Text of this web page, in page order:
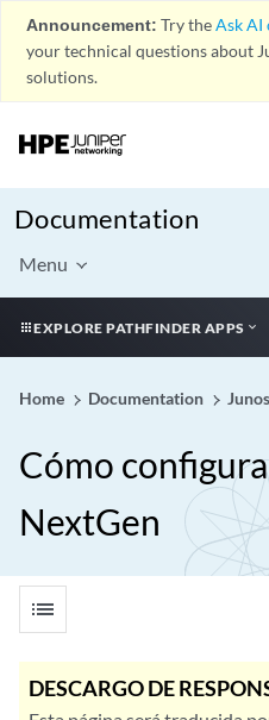
Announcement: Try theAsk AI
your technical questions about
solutions.
Documentation
Menu
EXPLORE PATHFINDER APPS
Home Documentation
Cómo
NextGen
list
DESCARGO DE